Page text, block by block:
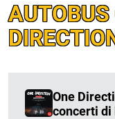
AUTOBUS
One
concerti di